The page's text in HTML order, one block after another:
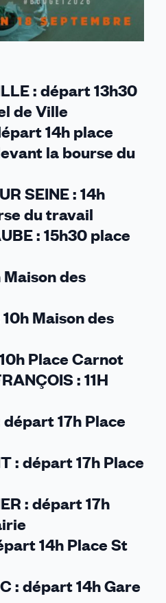
: départ 13h30
de Ville
14h place
la bourse du
SEINE : 14h
du travail
: 15h30 place
Maison des
Maison des
Place Carnot
: 11H
départ 17h Place
: départ 17h Place
: départ 17h
14h Place St
: départ 14h Gare